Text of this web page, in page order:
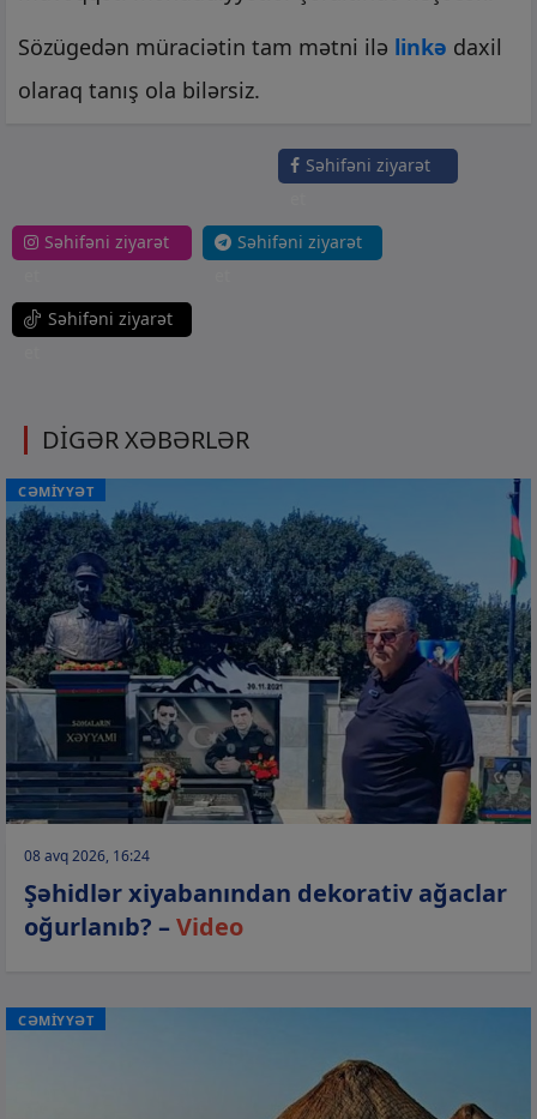
Sözügedən müraciətin tam mətni ilə linkə daxil
olaraq tanış ola bilərsiz.
Səhifəni ziyarət
Səhifəni ziyarət
Səhifəni ziyarət
Səhifəni ziyarət
DİGƏR XƏBƏRLƏR
CƏMİYYƏT
08 avq 2026, 16:24
Şəhidlər xiyabanından dekorativ ağaclar
oğurlanıb? –Video
CƏMİYYƏT